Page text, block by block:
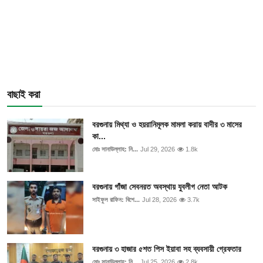
বাছাই করা
বরগুনায় মিথ্যা ও হয়রানিমূলক মামলা করায় বাদীর ৩ মাসের
কা...
মোঃ সানাউল্লাহ: নি... Jul 29, 2026 1.8k
বরগুনায় গাঁজা সেবনরত অবস্থায় যুবলীগ নেতা আটক
সাইফুল রাফিন: বিশে... Jul 28, 2026 3.7k
বরগুনায় ৩ হাজার ৫শত পিস ইয়াবা সহ ব্যবসায়ী গ্রেফতার